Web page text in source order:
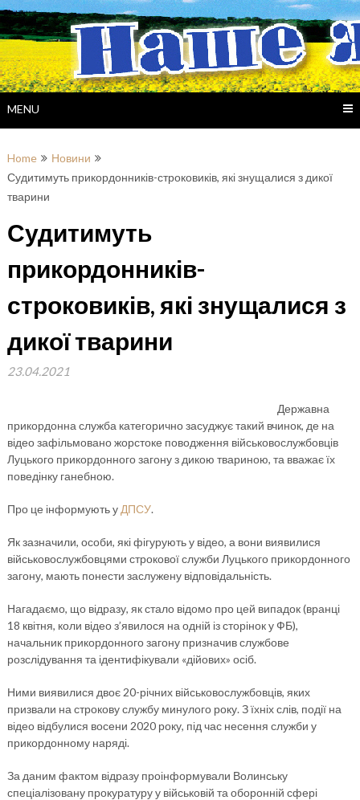
Skip
to
content
MENU
Home
Новини
Судитимуть прикордонників-строковиків, які знущалися з дикої
тварини
Судитимуть
прикордонників-
строковиків, які знущалися з
дикої тварини
23.04.2021
Державна
прикордонна служба категорично засуджує такий вчинок, де на
відео зафільмовано жорстоке поводження військовослужбовців
Луцького прикордонного загону з дикою твариною, та вважає їх
поведінку ганебною.
Про це інформують у ДПСУ.
Як зазначили, особи, які фігурують у відео, а вони виявилися
військовослужбовцями строкової служби Луцького прикордонного
загону, мають понести заслужену відповідальність.
Нагадаємо, що відразу, як стало відомо про цей випадок (вранці
18 квітня, коли відео з’явилося на одній із сторінок у ФБ),
начальник прикордонного загону призначив службове
розслідування та ідентифікували «дійових» осіб.
Ними виявилися двоє 20-річних військовослужбовців, яких
призвали на строкову службу минулого року. З їхніх слів, події на
відео відбулися восени 2020 року, під час несення служби у
прикордонному наряді.
За даним фактом відразу проінформували Волинську
спеціалізовану прокуратуру у військовій та оборонній сфері